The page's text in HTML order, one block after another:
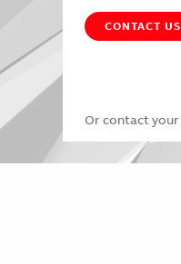
CONTACT US
Or contact your